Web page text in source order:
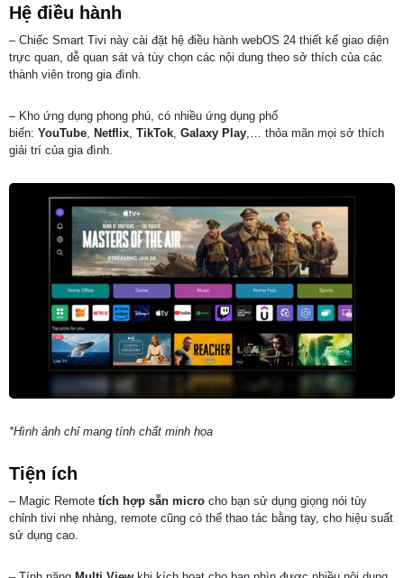
Hệ điều hành
– Chiếc Smart Tivi này cài đặt hệ điều hành webOS 24 thiết kế giao diện
trực quan, dễ quan sát và tùy chọn các nội dung theo sở thích của các
thành viên trong gia đình.
– Kho ứng dụng phong phú, có nhiều ứng dụng phổ
biến: YouTube Netflix TikTok Galaxy Play ,… thỏa mãn mọi sở thích
giải trí của gia đình.
*Hình ảnh chỉ mang tính chất minh họa
Tiện ích
– Magic Remote tích hợp sẵn micro cho bạn sử dụng giọng nói tùy
chỉnh tivi nhẹ nhàng, remote cũng có thể thao tác bằng tay, cho hiệu suất
sử dụng cao.